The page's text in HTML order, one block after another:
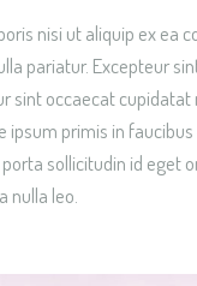
nisi ut aliquip ex ea
pariatur. Excepteur
occaecat cupidatat
primis in
sollicitudin id eget
nulla leo.